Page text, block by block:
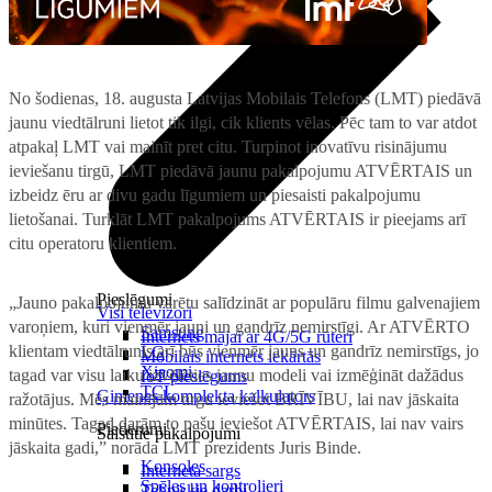
Pieslēgumi
Internets mājai ar 4G/5G rūteri
Mobilais internets iekārtās
IoT pieslēgums
Ģimenes komplekta kalkulators
Saistītie pakalpojumi
Interneta sargs
Visi televizori
Samsung
LG
Xiaomi
TCL
Piederumi
Konsoles
Spēles un kontrolieri
No šodienas, 18. augusta Latvijas Mobilais Telefons (LMT) piedāvā
jaunu viedtālruni lietot tik ilgi, cik klients vēlas. Pēc tam to var atdot
atpakaļ LMT vai mainīt pret citu. Turpinot inovatīvu risinājumu
ieviešanu tirgū, LMT piedāvā jaunu pakalpojumu ATVĒRTAIS un
izbeidz ēru ar divu gadu līgumiem un piesaisti pakalpojumu
lietošanai. Turklāt LMT pakalpojums ATVĒRTAIS ir pieejams arī
citu operatoru klientiem.
„Jauno pakalpojumu varētu salīdzināt ar populāru filmu galvenajiem
varoņiem, kuri vienmēr jauni un gandrīz nemirstīgi. Ar ATVĒRTO
klientam viedtālrunis arī būs vienmēr jauns un gandrīz nemirstīgs, jo
tagad var visu laiku izvēlēties jaunu modeli vai izmēģināt dažādus
ražotājus. Mēs mainījām tirgu ieviešot BRĪVĪBU, lai nav jāskaita
minūtes. Tagad darām to pašu ieviešot ATVĒRTAIS, lai nav vairs
jāskaita gadi,” norāda LMT prezidents Juris Binde.